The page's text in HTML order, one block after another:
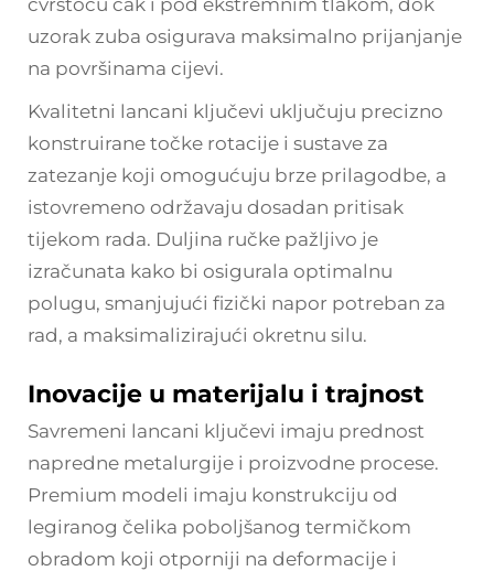
čvrstoću čak i pod ekstremnim tlakom, dok
uzorak zuba osigurava maksimalno prijanjanje
na površinama cijevi.
Kvalitetni lancani ključevi uključuju precizno
konstruirane točke rotacije i sustave za
zatezanje koji omogućuju brze prilagodbe, a
istovremeno održavaju dosadan pritisak
tijekom rada. Duljina ručke pažljivo je
izračunata kako bi osigurala optimalnu
polugu, smanjujući fizički napor potreban za
rad, a maksimalizirajući okretnu silu.
Inovacije u materijalu i trajnost
Savremeni lancani ključevi imaju prednost
napredne metalurgije i proizvodne procese.
Premium modeli imaju konstrukciju od
legiranog čelika poboljšanog termičkom
obradom koji otporniji na deformacije i